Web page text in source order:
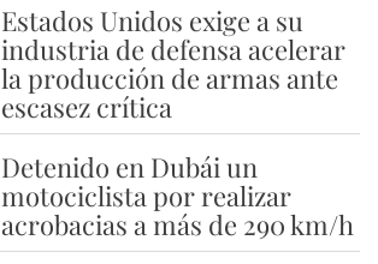
Estados Unidos exige a su
industria de defensa acelerar
la producción de armas ante
escasez crítica
Detenido en Dubái un
motociclista por realizar
acrobacias a más de 290 km/h